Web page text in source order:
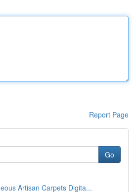
Report Page
Go
Artisan Carpets Digita...